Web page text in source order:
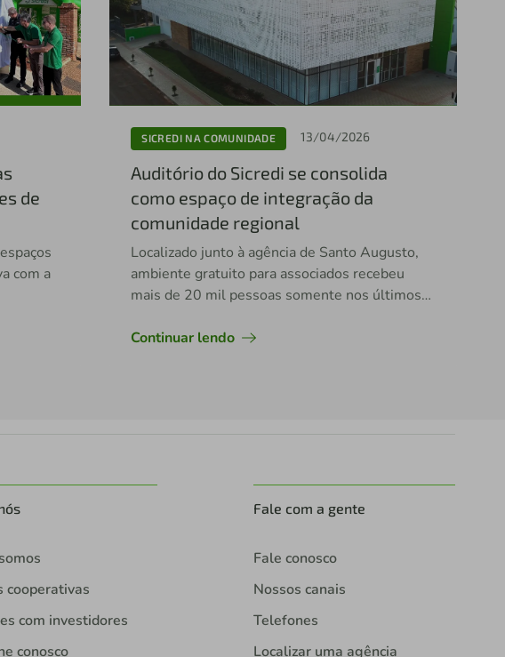
de
com a
SICREDI NA COMUNIDADE 13/04/2026
Auditório do Sicredi se consolida
como espaço de integração da
comunidade regional
Localizado junto à agência de Santo Augusto,
ambiente gratuito para associados recebeu
mais de 20 mil pessoas somente nos últimos
Continuar lendo
cooperativas
com investidores
conosco
Fale com a gente
Fale conosco
Nossos canais
Telefones
Localizar uma agência